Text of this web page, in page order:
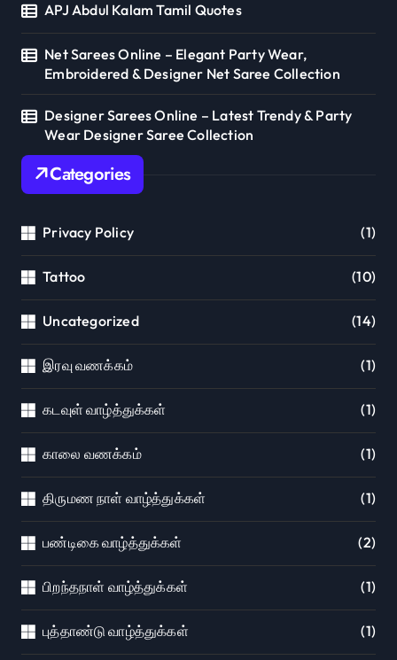
APJ Abdul Kalam Tamil Quotes
Net Sarees Online – Elegant Party Wear,
Embroidered & Designer Net Saree Collection
Designer Sarees Online – Latest Trendy & Party
Wear Designer Saree Collection
Categories
Privacy Policy (1)
Tattoo (10)
Uncategorized (14)
இரவு வணக்கம் (1)
கடவுள் வாழ்த்துக்கள் (1)
காலை வணக்கம் (1)
திருமண நாள் வாழ்த்துக்கள் (1)
பண்டிகை வாழ்த்துக்கள் (2)
பிறந்தநாள் வாழ்த்துக்கள் (1)
புத்தாண்டு வாழ்த்துக்கள் (1)